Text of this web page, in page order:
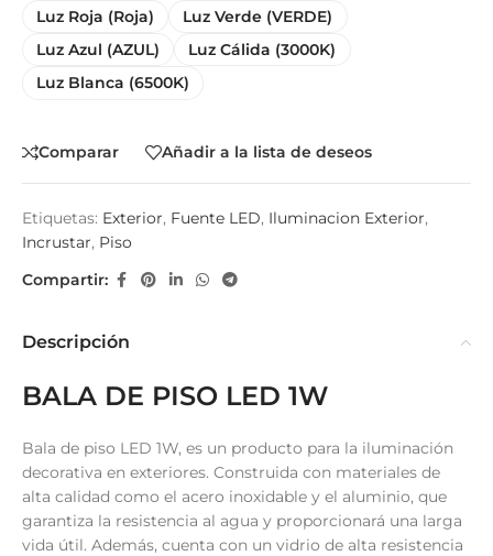
Luz Roja (Roja)
Luz Verde (VERDE)
Luz Azul (AZUL)
Luz Cálida (3000K)
Luz Blanca (6500K)
Comparar Añadir a la lista de deseos
Etiquetas: Exterior, Fuente LED, Iluminacion Exterior,
Incrustar, Piso
Compartir:
Descripción
BALA DE PISO LED 1W
Bala de piso LED 1W, es un producto para la iluminación
decorativa en exteriores. Construida con materiales de
alta calidad como el acero inoxidable y el aluminio, que
garantiza la resistencia al agua y proporcionará una larga
vida útil. Además, cuenta con un vidrio de alta resistencia